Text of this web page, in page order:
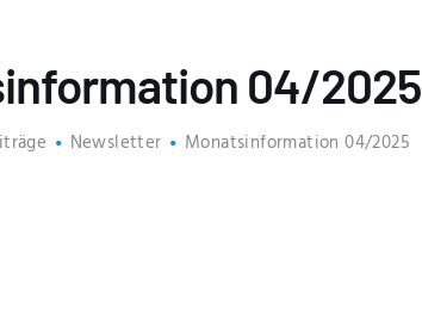
04/2025
Newsletter Monatsinformation 04/2025
JOBS